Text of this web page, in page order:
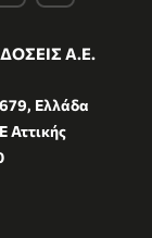
Α.Ε.
Ελλάδα